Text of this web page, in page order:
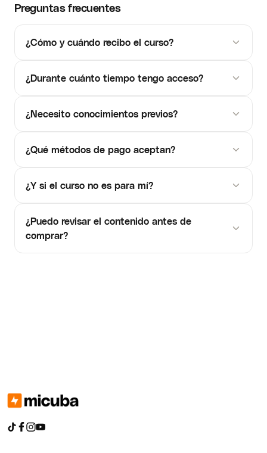
Preguntas frecuentes
¿Cómo y cuándo recibo el curso?
¿Durante cuánto tiempo tengo acceso?
¿Necesito conocimientos previos?
¿Qué métodos de pago aceptan?
¿Y si el curso no es para mí?
¿Puedo revisar el contenido antes de
comprar?